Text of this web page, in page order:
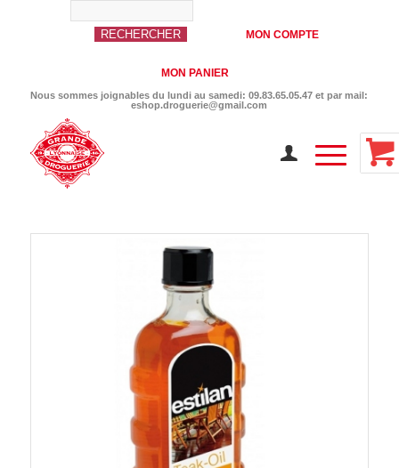
MON COMPTE
MON PANIER
Nous sommes joignables du lundi au samedi: 09.83.65.05.47 et par mail:
eshop.droguerie@gmail.com